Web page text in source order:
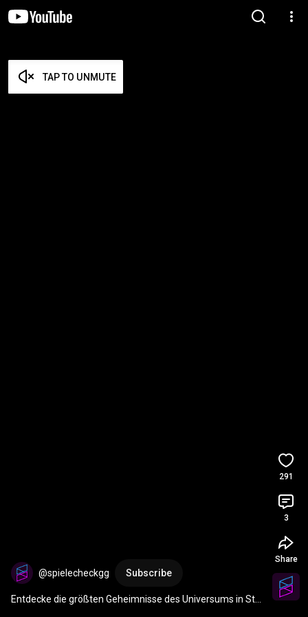
TAP TO UNMUTE
@spielecheckgg Subscribe
Entdecke die größten Geheimnisse des Universums in Star
291
3
Share